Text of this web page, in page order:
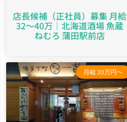
店長候補（正社員）募集 月給
32～40万｜北海道酒場 魚蔵
ねむろ 蒲田駅前店
月給 30万円～